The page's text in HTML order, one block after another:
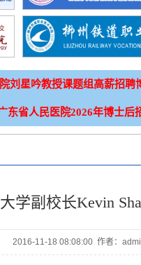
刘星吟教授课题组高薪招聘
东省人民医院2026年博士后
学副校长Kevin
2016-11-18 08:08:00 作者：